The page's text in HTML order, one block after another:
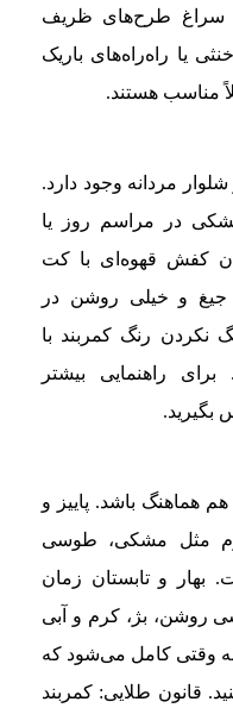
سراغ طرح‌های ظریف
یا راه‌راه‌های باریک
مناسب هستند.
مردانه وجود دارد.
در مراسم روز یا
کفش قهوه‌ای با کت
و خیلی روشن در
نکردن رنگ کمربند با
راهنمایی بیشتر
هماهنگ باشد. پاییز و
مثل مشکی، طوسی
بهار و تابستان زمان
روشن، بژ، کرم و آبی
وقتی کامل می‌شود که
قانون طلایی: کمربند